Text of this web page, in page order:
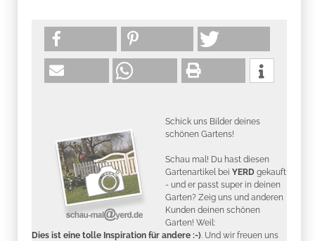
Schick uns Bilder deines
schönen Gartens!
Schau mal! Du hast diesen
Gartenartikel bei YERD gekauft
- und er passt super in deinen
Garten? Zeig uns und anderen
Kunden deinen schönen
Garten! Weil:
Dies ist eine tolle Inspiration für andere :-) . Und wir freuen uns